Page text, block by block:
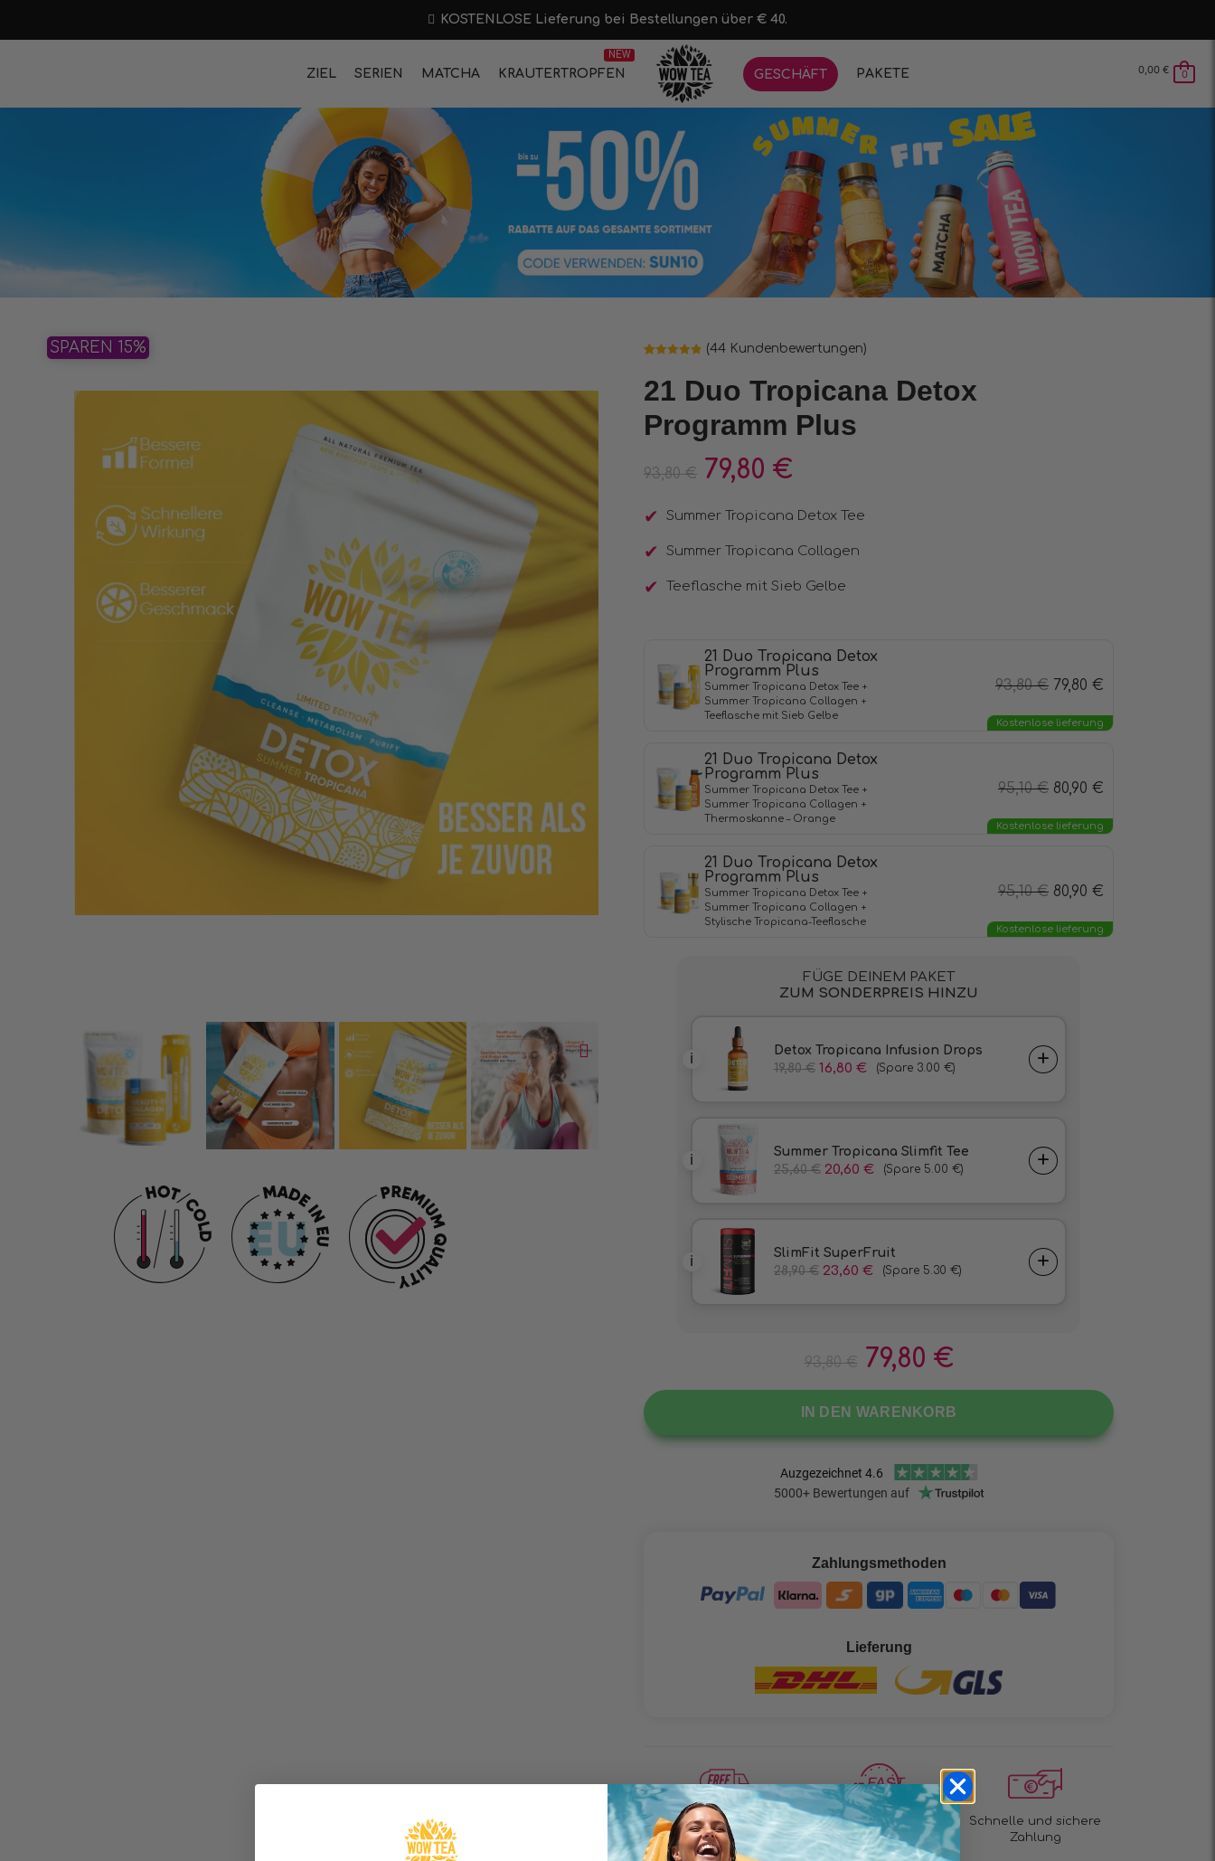
KOSTENLOSE Lieferung bei Bestellungen über € 40.
ZIEL SERIEN MATCHA
NEW
KRÄUTERTROPFEN GESCHÄFT PAKETE 0,00 € 0
SPAREN 15%
basierend
auf
(44Kundenbewertungen)
21 Duo Tropicana Detox
Programm Plus
93,80€ 79,80 €
Summer Tropicana Detox Tee
Summer Tropicana Collagen
Teeflasche mit Sieb Gelbe
21 Duo Tropicana Detox
Programm Plus
Summer Tropicana Detox Tee +
Summer Tropicana Collagen +
Teeflasche mit Sieb Gelbe
93,80€ 79,80 €
Kostenlose lieferung
21 Duo Tropicana Detox
Programm Plus
Summer Tropicana Detox Tee +
Summer Tropicana Collagen +
Thermoskanne – Orange
95,10€ 80,90 €
Kostenlose lieferung
21 Duo Tropicana Detox
Programm Plus
Summer Tropicana Detox Tee +
Summer Tropicana Collagen +
Stylische Tropicana-Teeflasche
95,10€ 80,90 €
Kostenlose lieferung
93,80€ 79,80 €
IN DEN WARENKORB
Zahlungsmethoden
Lieferung
Kostenloser Versand
bei Bestellungen
über 40€
Lieferzeit 1 bis 3 Tage!
Schnelle und sichere
Zahlung